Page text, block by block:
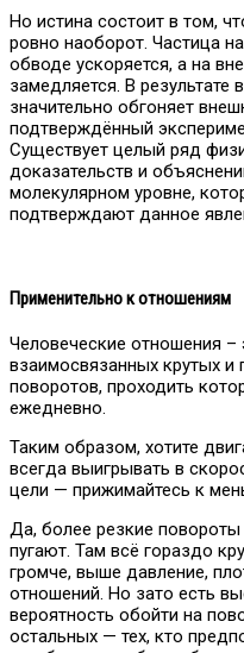
Но истина состоит в том,
ровно наоборот. Частица
обводе ускоряется, а на
замедляется. В результате
значительно обгоняет
подтверждённый
Существует целый ряд
доказательств и
молекулярном уровне,
подтверждают данное
Применительно к отношениям
Человеческие отношения –
взаимосвязанных крутых и
поворотов, проходить
ежедневно.
Таким образом, хотите
всегда выигрывать в
цели — прижимайтесь к
Да, более резкие
пугают. Там всё гораздо
громче, выше давление,
отношений. Но зато есть
вероятность обойти на
остальных — тех, кто